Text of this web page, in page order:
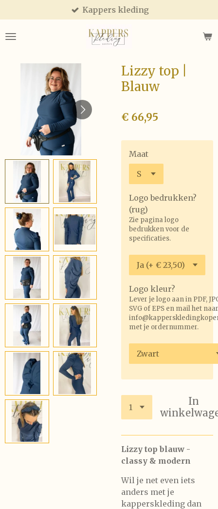
direct
naar
Kappers kleding
Lizzy top |
Blauw
€ 66,95
Maat
Logo bedrukken?
(rug)
Zie pagina logo
bedrukken voor de
specificaties.
Logo kleur?
Lever je logo aan in PDF,
SVG of EPS en mail het naar
met je ordernummer.
In
Lizzy top blauw -
classy & modern
Wil je net even iets
anders met je
kapperskleding dan